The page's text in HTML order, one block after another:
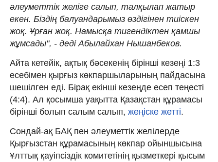
әлеуметтік желіге салып, талқылап жатыр
екен. Біздің балуандарымыз өздігінен тиіскен
жоқ. Ұрған жоқ. Намысқа тигендіктен қамшы
жұмсады", - деді Абылайхан Нышанбеков.
Айта кетейік, ақтық бәсекенің бірінші кезеңі 1:3
есебімен қырғыз көкпаршыларының пайдасына
шешілген еді. Бірақ екінші кезеңде есеп теңесті
(4:4). Ал қосымша уақытта Қазақстан құрамасы
бірінші болып салым салып, жеңіске жетті.
Сондай-ақ БАҚ пен әлеуметтік желілерде
Қырғызстан құрамасының көкпар ойыншысына
Ұлттық қауіпсіздік комитетінің қызметкері қысым